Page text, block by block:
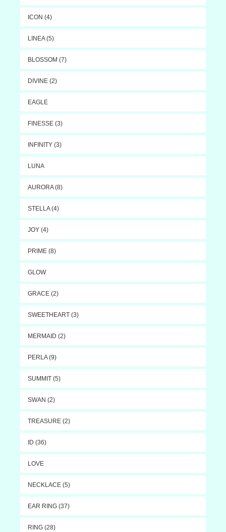
ICON (4)
LINEA (5)
BLOSSOM (7)
DIVINE (2)
EAGLE
FINESSE (3)
INFINITY (3)
LUNA
AURORA (8)
STELLA (4)
JOY (4)
PRIME (8)
GLOW
GRACE (2)
SWEETHEART (3)
MERMAID (2)
PERLA (9)
SUMMIT (5)
SWAN (2)
TREASURE (2)
ID (36)
LOVE
NECKLACE (5)
EAR RING (37)
RING (28)